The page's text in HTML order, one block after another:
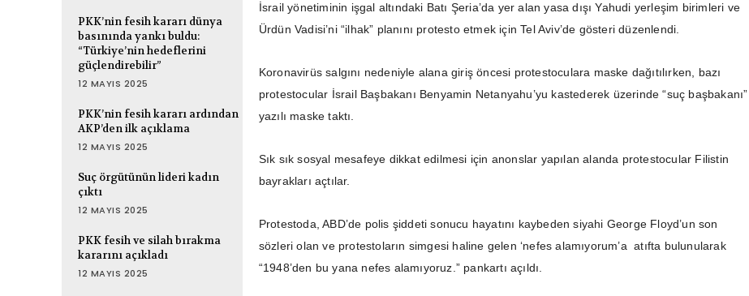
PKK’nin fesih kararı dünya
basınında yankı buldu:
“Türkiye’nin hedeflerini
güçlendirebilir”
12 MAYIS 2025
PKK’nin fesih kararı ardından
AKP’den ilk açıklama
12 MAYIS 2025
Suç örgütünün lideri kadın
çıktı
12 MAYIS 2025
PKK fesih ve silah bırakma
kararını açıkladı
12 MAYIS 2025
İsrail yönetiminin işgal altındaki Batı Şeria’da yer alan yasa dışı Yahudi yerleşim birimleri ve
Ürdün Vadisi’ni “ilhak” planını protesto etmek için Tel Aviv’de gösteri düzenlendi.
Koronavirüs salgını nedeniyle alana giriş öncesi protestoculara maske dağıtılırken, bazı
protestocular İsrail Başbakanı Benyamin Netanyahu’yu kastederek üzerinde “suç başbakanı”
yazılı maske taktı.
Sık sık sosyal mesafeye dikkat edilmesi için anonslar yapılan alanda protestocular Filistin
bayrakları açtılar.
Protestoda, ABD’de polis şiddeti sonucu hayatını kaybeden siyahi George Floyd’un son
sözleri olan ve protestoların simgesi haline gelen ‘nefes alamıyorum’a atıfta bulunularak
“1948’den bu yana nefes alamıyoruz.” pankartı açıldı.